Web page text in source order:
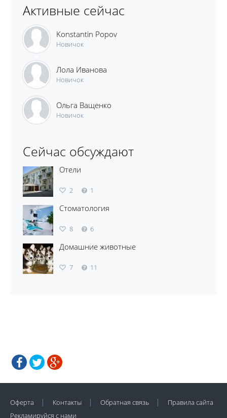
Активные сейчас
Konstantin Popov
Новичок
Лола Иванова
Новичок
Ольга Ващенко
Новичок
Сейчас обсуждают
Отели
2 1
Стоматология
8 6
Домашние животные
7 11
Оферта Контакты Обратная связь
Правила сайта
Рекламируйся с нами